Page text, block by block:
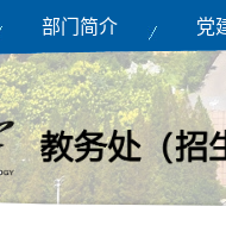
部门简介 党